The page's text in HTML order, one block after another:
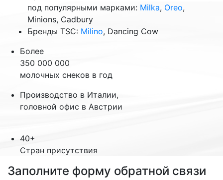
под популярными марками: Milka, Oreo,
Minions, Cadbury
Бренды TSC: Milino, Dancing Cow
Более
350 000 000
молочных снеков в год
Производство в Италии,
головной офис в Австрии
40+
Стран присутствия
Заполните форму обратной связи